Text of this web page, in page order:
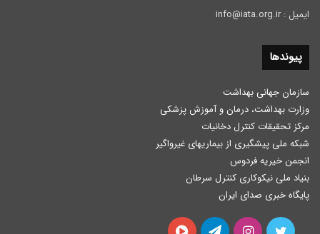
ایمیل : info@iata.org.ir
پیوندها
سازمان جهانی بهداشت
وزارت بهداشت، درمان و آموزش پزشكی
مرکز تحقیقات کنترل دخانیات
شبکه ملی پیشگیری از بیماریهای غیرواگیر
انجمن خیریه فردوس
بنیاد ملی نیکوکاری کنترل سرطان
پایگاه خبری صدای ایران